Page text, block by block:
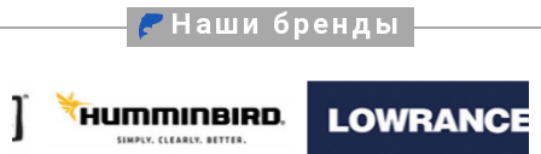
Наши бренды